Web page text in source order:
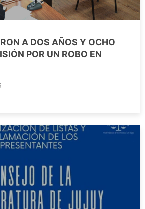
A DOS AÑOS Y OCHO
POR UN ROBO EN